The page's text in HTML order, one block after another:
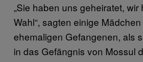
„Sie haben uns geheiratet, wir
Wahl“, sagten einige
ehemaligen Gefangenen, als
in das Gefängnis von Mossul